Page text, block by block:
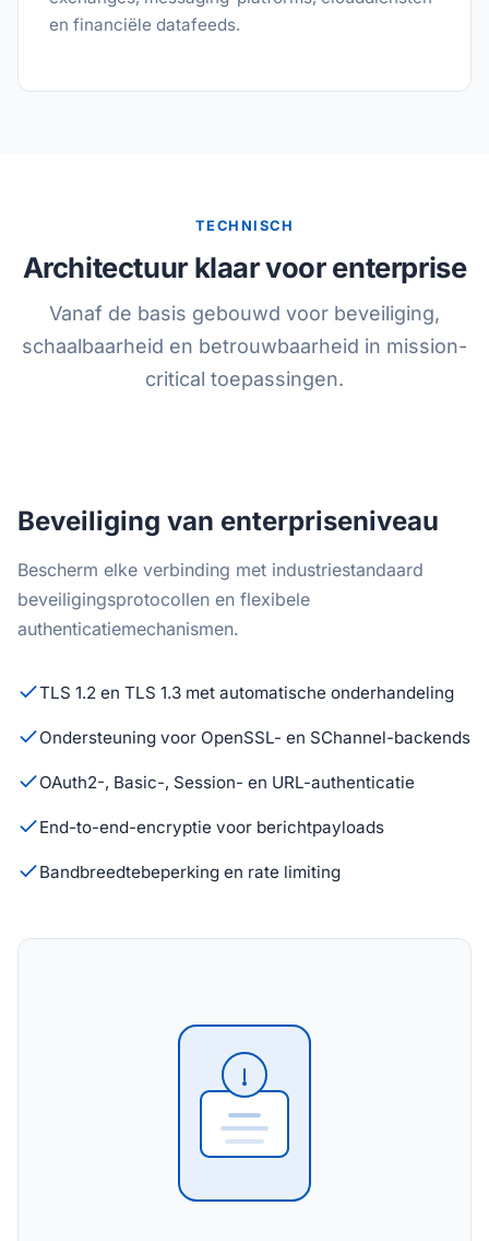
en financiële datafeeds.
TECHNISCH
Architectuur klaar voor enterprise
Vanaf de basis gebouwd voor beveiliging,
schaalbaarheid en betrouwbaarheid in mission-
critical toepassingen.
Beveiliging van enterpriseniveau
Bescherm elke verbinding met industriestandaard
beveiligingsprotocollen en flexibele
authenticatiemechanismen.
TLS 1.2 en TLS 1.3 met automatische onderhandeling
Ondersteuning voor OpenSSL- en SChannel-backends
OAuth2-, Basic-, Session- en URL-authenticatie
End-to-end-encryptie voor berichtpayloads
Bandbreedtebeperking en rate limiting